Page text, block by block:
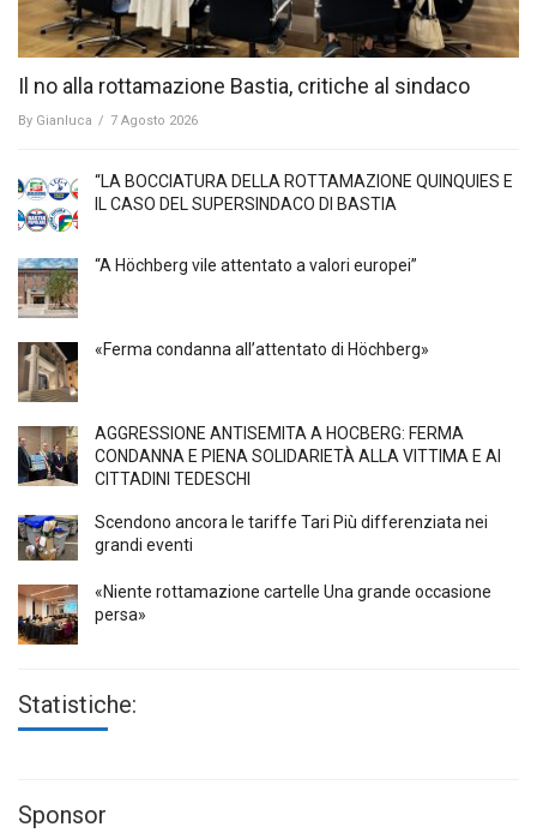
Il no alla rottamazione Bastia, critiche al sindaco
By Gianluca / 7 Agosto 2026
“LA BOCCIATURA DELLA ROTTAMAZIONE QUINQUIES E
IL CASO DEL SUPERSINDACO DI BASTIA
“A Höchberg vile attentato a valori europei”
«Ferma condanna all’attentato di Höchberg»
AGGRESSIONE ANTISEMITA A HÖCBERG: FERMA
CONDANNA E PIENA SOLIDARIETÀ ALLA VITTIMA E AI
CITTADINI TEDESCHI
Scendono ancora le tariffe Tari Più differenziata nei
grandi eventi
«Niente rottamazione cartelle Una grande occasione
persa»
Statistiche:
Sponsor